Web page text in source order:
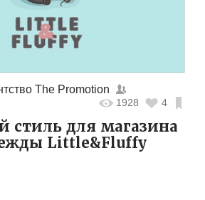
The Promotion
1928 4
для магазина
Little&Fluffy